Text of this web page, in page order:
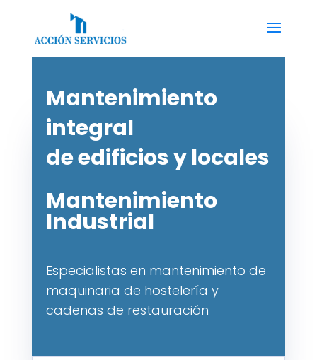
Mantenimiento
integral
de edificios y locales
Mantenimiento
Industrial
Especialistas en mantenimiento de
maquinaria de hostelería y
cadenas de restauración